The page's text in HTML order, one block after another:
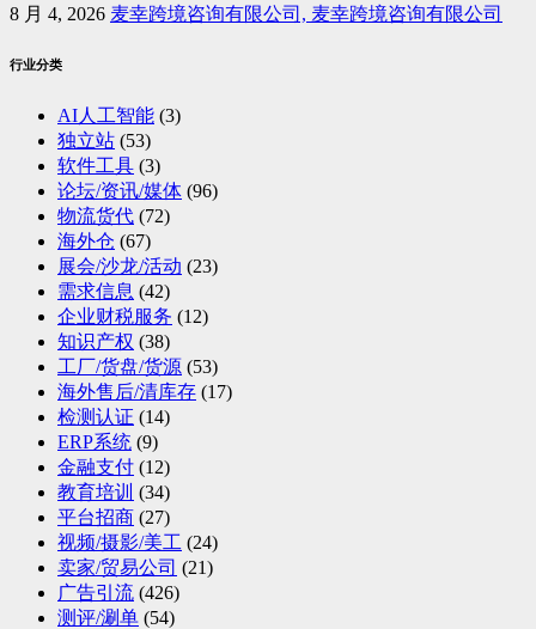
8 月 4, 2026 麦幸跨境咨询有限公司, 麦幸跨境咨询有限公司
行业分类
AI人工智能 (3)
独立站 (53)
软件工具 (3)
论坛/资讯/媒体 (96)
物流货代 (72)
海外仓 (67)
展会/沙龙/活动 (23)
需求信息 (42)
企业财税服务 (12)
知识产权 (38)
工厂/货盘/货源 (53)
海外售后/清库存 (17)
检测认证 (14)
ERP系统 (9)
金融支付 (12)
教育培训 (34)
平台招商 (27)
视频/摄影/美工 (24)
卖家/贸易公司 (21)
广告引流 (426)
测评/涮单 (54)